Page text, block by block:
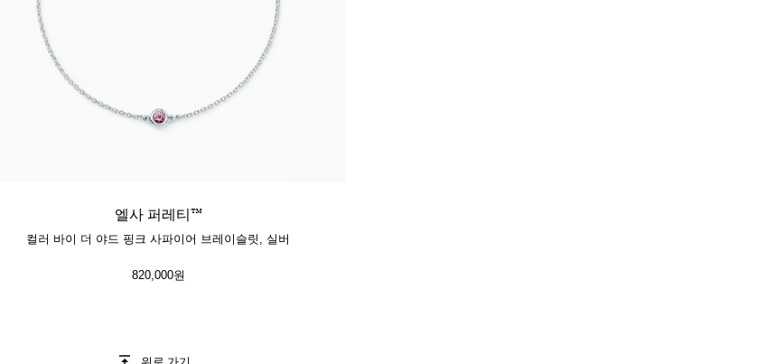
엘사 퍼레티™
컬러 바이 더 야드 핑크 사파이어 브레이슬릿, 실버
820,000원